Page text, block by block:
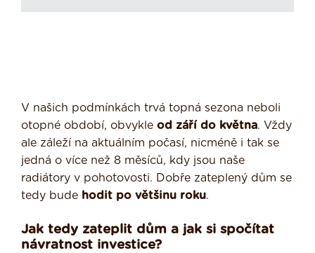
V našich podmínkách trvá topná sezona neboli
otopné období, obvykle od září do května. Vždy
ale záleží na aktuálním počasí, nicméně i tak se
jedná o více než 8 měsíců, kdy jsou naše
radiátory v pohotovosti. Dobře zateplený dům se
tedy bude hodit po většinu roku.
Jak tedy zateplit dům a jak si spočítat
návratnost investice?